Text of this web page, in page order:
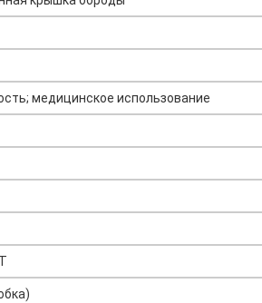
медицинское использование